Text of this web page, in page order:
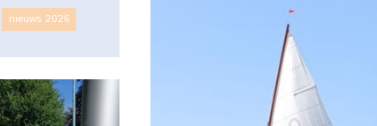
nieuws 2026